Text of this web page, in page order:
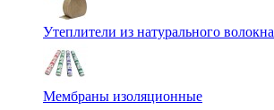
Утеплители из натурального волокна
Мембраны изоляционные